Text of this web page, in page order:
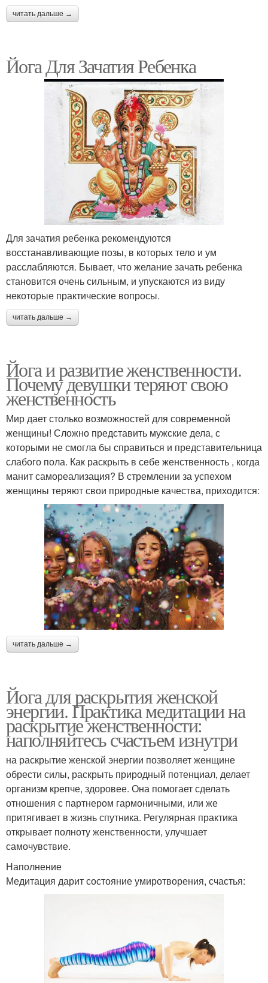
читать дальше →
Йога Для Зачатия Ребенка
Для зачатия ребенка рекомендуются
восстанавливающие позы, в которых тело и ум
расслабляются. Бывает, что желание зачать ребенка
становится очень сильным, и упускаются из виду
некоторые практические вопросы.
читать дальше →
Йога и развитие женственности.
Почему девушки теряют свою
женственность
Мир дает столько возможностей для современной
женщины! Сложно представить мужские дела, с
которыми не смогла бы справиться и представительница
слабого пола. Как раскрыть в себе женственность , когда
манит самореализация? В стремлении за успехом
женщины теряют свои природные качества, приходится:
читать дальше →
Йога для раскрытия женской
энергии. Практика медитации на
раскрытие женственности:
наполняйтесь счастьем изнутри
на раскрытие женской энергии позволяет женщине
обрести силы, раскрыть природный потенциал, делает
организм крепче, здоровее. Она помогает сделать
отношения с партнером гармоничными, или же
притягивает в жизнь спутника. Регулярная практика
открывает полноту женственности, улучшает
самочувствие.
Наполнение
Медитация дарит состояние умиротворения, счастья: